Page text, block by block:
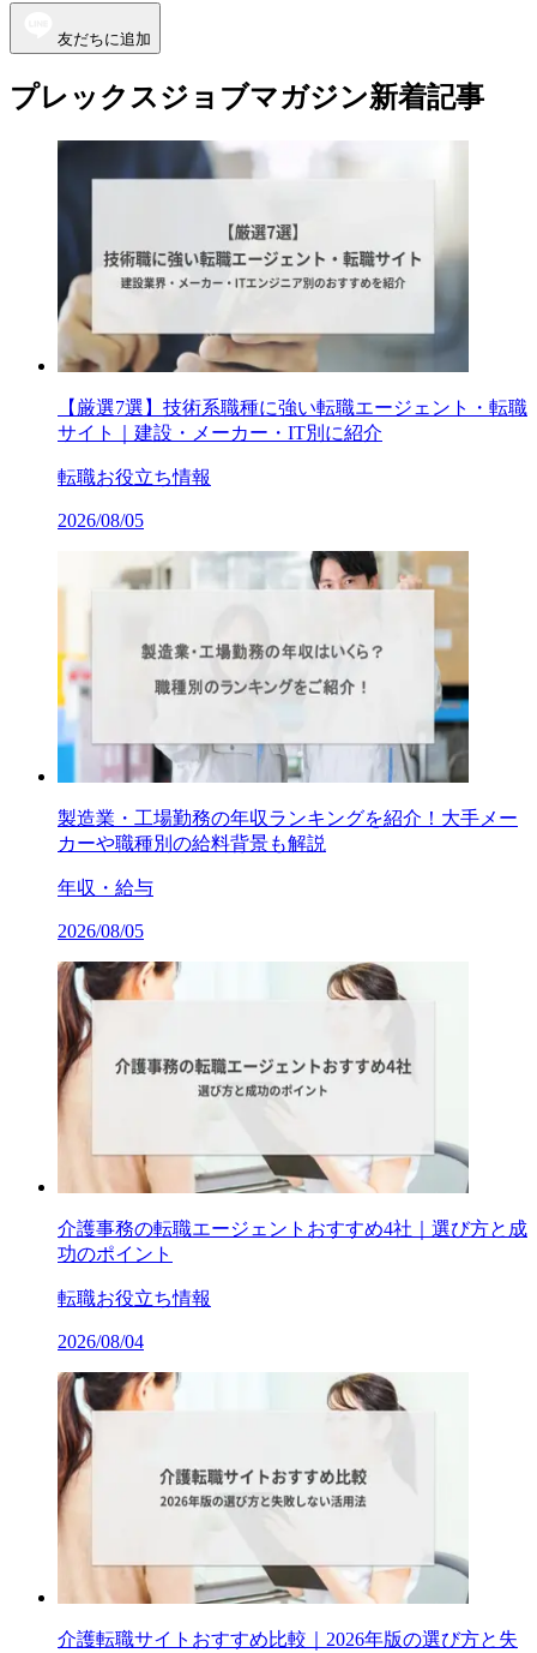
友だちに追加
プレックスジョブマガジン新着記事
【厳選7選】技術系職種に強い転職エージェント・転職
サイト｜建設・メーカー・IT別に紹介
転職お役立ち情報
2026/08/05
製造業・工場勤務の年収ランキングを紹介！大手メー
カーや職種別の給料背景も解説
年収・給与
2026/08/05
介護事務の転職エージェントおすすめ4社｜選び方と成
功のポイント
転職お役立ち情報
2026/08/04
介護転職サイトおすすめ比較｜2026年版の選び方と失